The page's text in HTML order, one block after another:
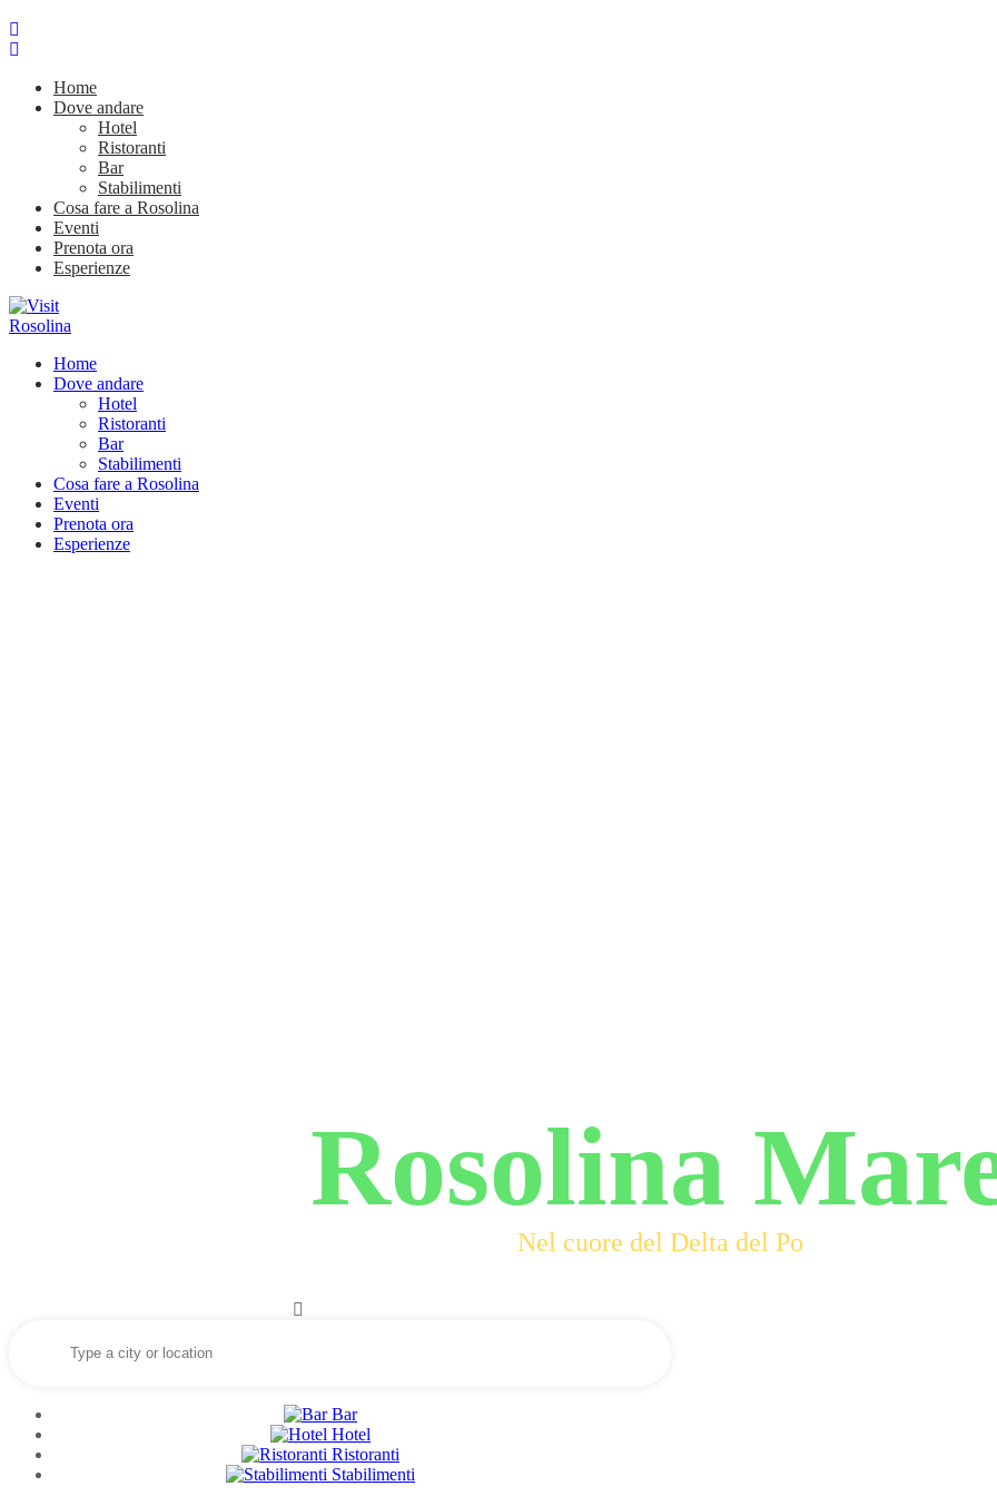
Home
Dove andare
Hotel
Ristoranti
Bar
Stabilimenti
Cosa fare a Rosolina
Eventi
Prenota ora
Esperienze
Home
Dove andare
Hotel
Ristoranti
Bar
Stabilimenti
Cosa fare a Rosolina
Eventi
Prenota ora
Esperienze
Rosolina
Nel cuore del Delta del Po
Bar
Hotel
Ristoranti
Stabilimenti